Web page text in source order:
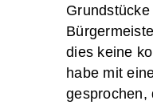
dies keine
habe mit
gesprochen,